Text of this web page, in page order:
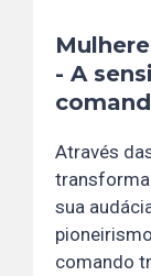
- A
Através
sua
comando